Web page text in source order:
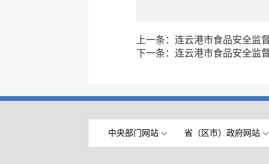
上一条： 连云港市食品安全监
下一条： 连云港市食品安全监
中央部门网站 省（区市）政府网站